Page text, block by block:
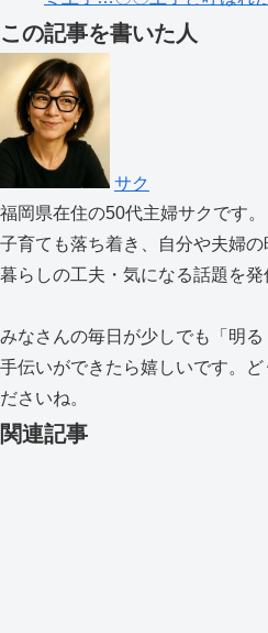
この記事を書いた人
サク
福岡県在住の50代主婦サクです。
子育ても落ち着き、自分や夫婦
暮らしの工夫・気になる話題を発
みなさんの毎日が少しでも「明
手伝いができたら嬉しいです。
ださいね。
関連記事